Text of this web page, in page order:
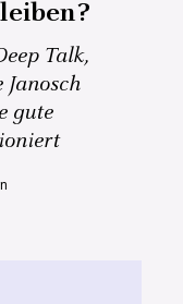
Talk,
gute